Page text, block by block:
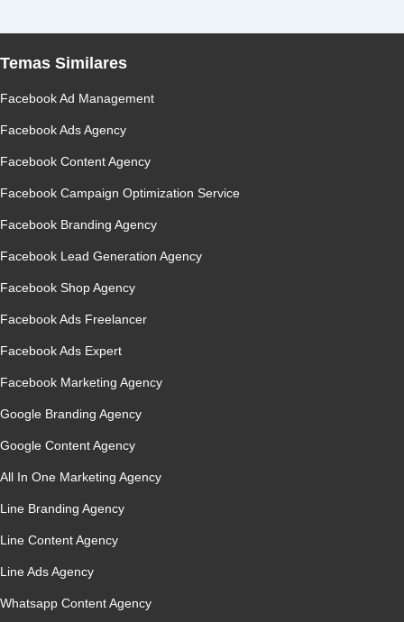
Temas Similares
Facebook Ad Management
Facebook Ads Agency
Facebook Content Agency
Facebook Campaign Optimization Service
Facebook Branding Agency
Facebook Lead Generation Agency
Facebook Shop Agency
Facebook Ads Freelancer
Facebook Ads Expert
Facebook Marketing Agency
Google Branding Agency
Google Content Agency
All In One Marketing Agency
Line Branding Agency
Line Content Agency
Line Ads Agency
Whatsapp Content Agency